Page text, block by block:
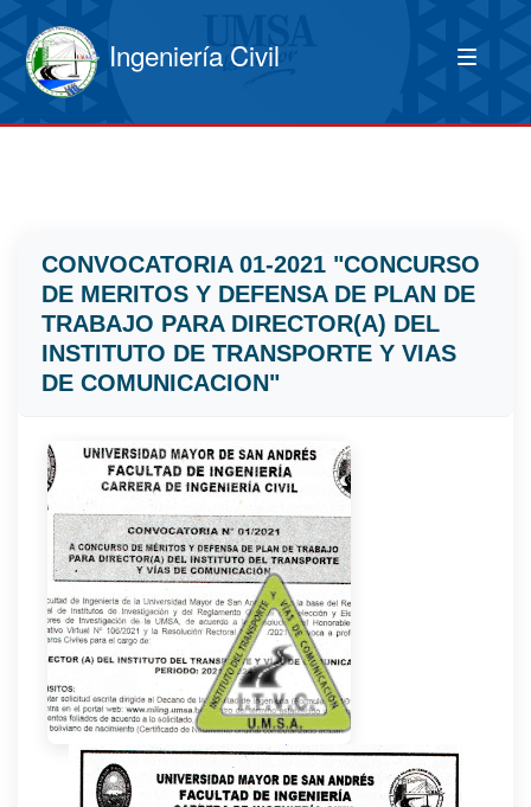
Ingeniería Civil
CONVOCATORIA 01-2021 "CONCURSO
DE MERITOS Y DEFENSA DE PLAN DE
TRABAJO PARA DIRECTOR(A) DEL
INSTITUTO DE TRANSPORTE Y VIAS
DE COMUNICACION"